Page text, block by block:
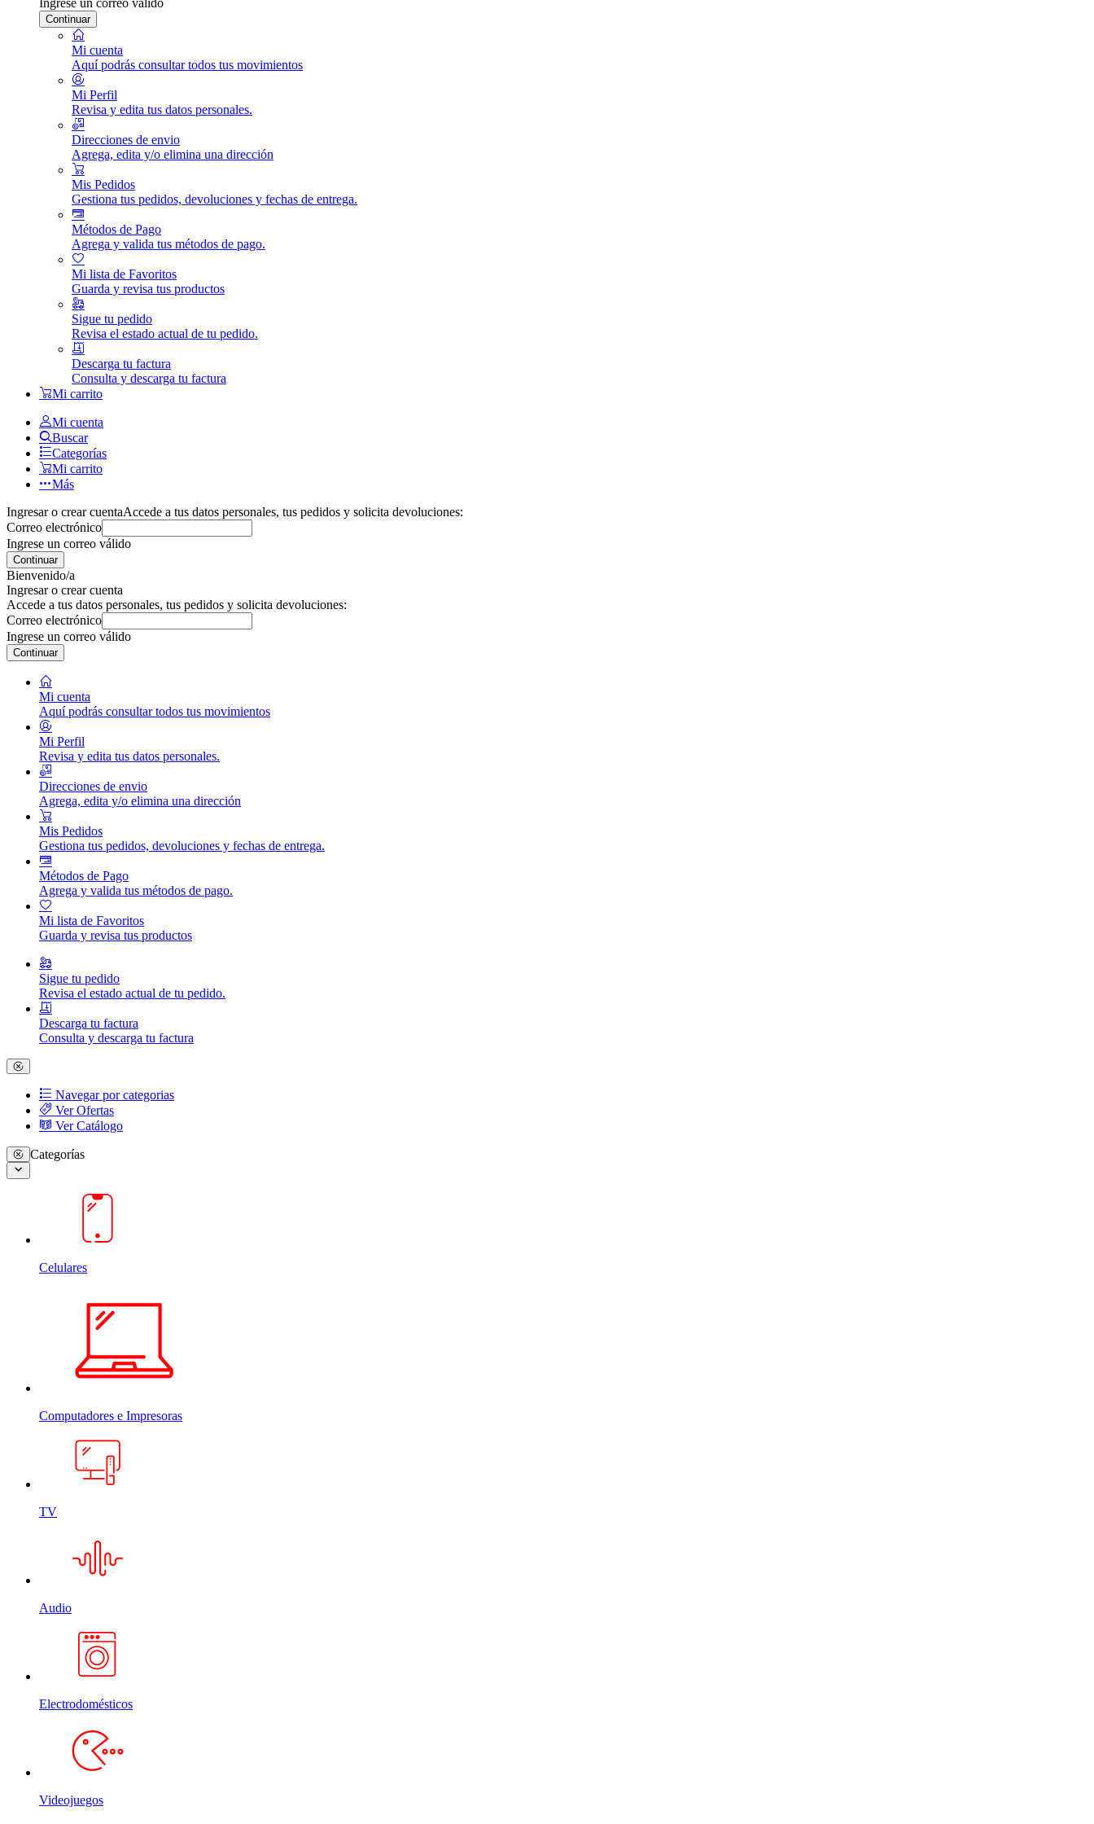
Continuar
Mi cuenta
Aquí podrás consultar todos tus movimientos
Mi Perfil
Revisa y edita tus datos personales.
Direcciones de envio
Agrega, edita y/o elimina una dirección
Mis Pedidos
Gestiona tus pedidos, devoluciones y fechas de entrega.
Métodos de Pago
Agrega y valida tus métodos de pago.
Mi lista de Favoritos
Guarda y revisa tus productos
Sigue tu pedido
Revisa el estado actual de tu pedido.
Descarga tu factura
Consulta y descarga tu factura
Mi carrito
Mi cuenta
Buscar
Categorías
Mi carrito
Más
Ingresar o crear cuentaAccede a tus datos personales, tus pedidos y solicita devoluciones:
Correo electrónico
Ingrese un correo válido
Continuar
Bienvenido/a
Ingresar o crear cuenta
Accede a tus datos personales, tus pedidos y solicita devoluciones:
Correo electrónico
Ingrese un correo válido
Continuar
Mi cuenta
Aquí podrás consultar todos tus movimientos
Mi Perfil
Revisa y edita tus datos personales.
Direcciones de envio
Agrega, edita y/o elimina una dirección
Mis Pedidos
Gestiona tus pedidos, devoluciones y fechas de entrega.
Métodos de Pago
Agrega y valida tus métodos de pago.
Mi lista de Favoritos
Guarda y revisa tus productos
Sigue tu pedido
Revisa el estado actual de tu pedido.
Descarga tu factura
Consulta y descarga tu factura
Navegar por categorias
Ver Ofertas
Ver Catálogo
Categorías
Celulares
Computadores e Impresoras
TV
Audio
Electrodomésticos
Videojuegos